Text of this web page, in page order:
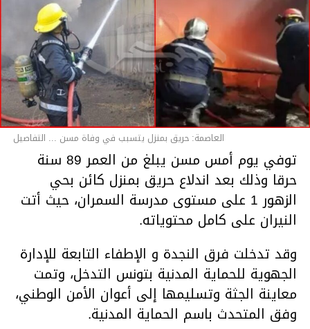
العاصمة: حريق بمنزل يتسبب في وفاة مسن ... التفاصيل
توفي يوم أمس مسن يبلغ من العمر 89 سنة
حرقا وذلك بعد اندلاع حريق بمنزل كائن بحي
الزهور 1 على مستوى مدرسة السمران، حيث أتت
النيران على كامل محتوياته.
وقد تدخلت فرق النجدة و الإطفاء التابعة للإدارة
الجهوية للحماية المدنية بتونس التدخل، وتمت
معاينة الجثة وتسليمها إلى أعوان الأمن الوطني،
وفق المتحدث باسم الحماية المدنية.